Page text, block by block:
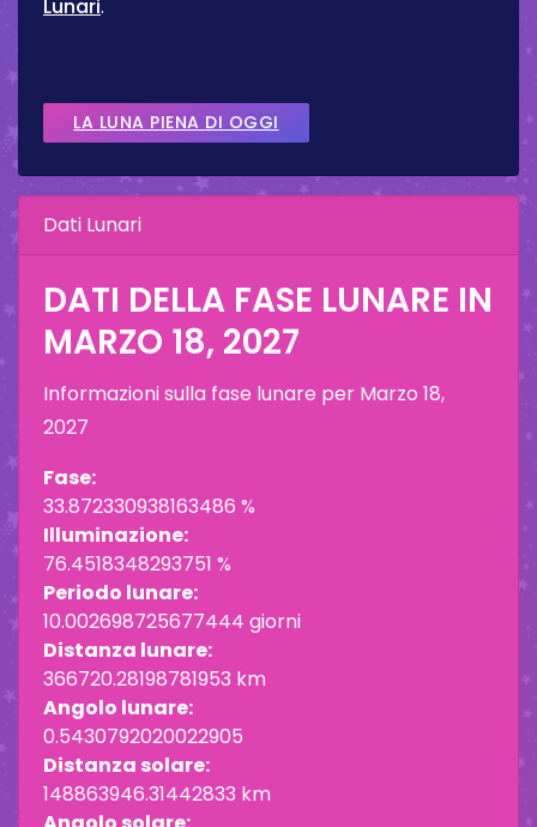
Lunari.
LA LUNA PIENA DI OGGI
Dati Lunari
DATI DELLA FASE LUNARE IN
MARZO 18, 2027
Informazioni sulla fase lunare per Marzo 18,
2027
Fase:
33.872330938163486 %
Illuminazione:
76.4518348293751 %
Periodo lunare:
10.002698725677444 giorni
Distanza lunare:
366720.28198781953 km
Angolo lunare:
0.5430792020022905
Distanza solare:
148863946.31442833 km